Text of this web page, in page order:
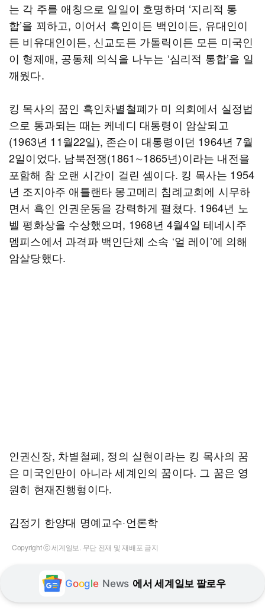
는 각 주를 애칭으로 일일이 호명하며 ‘지리적 통
합’을 꾀하고, 이어서 흑인이든 백인이든, 유대인이
든 비유대인이든, 신교도든 가톨릭이든 모든 미국인
이 형제애, 공동체 의식을 나누는 ‘심리적 통합’을 일
깨웠다.
킹 목사의 꿈인 흑인차별철폐가 미 의회에서 실정법
으로 통과되는 때는 케네디 대통령이 암살되고
(1963년 11월22일), 존슨이 대통령이던 1964년 7월
2일이었다. 남북전쟁(1861∼1865년)이라는 내전을
포함해 참 오랜 시간이 걸린 셈이다. 킹 목사는 1954
년 조지아주 애틀랜타 몽고메리 침례교회에 시무하
면서 흑인 인권운동을 강력하게 펼쳤다. 1964년 노
벨 평화상을 수상했으며, 1968년 4월4일 테네시주
멤피스에서 과격파 백인단체 소속 ‘얼 레이’에 의해
암살당했다.
인권신장, 차별철폐, 정의 실현이라는 킹 목사의 꿈
은 미국인만이 아니라 세계인의 꿈이다. 그 꿈은 영
원히 현재진행형이다.
김정기 한양대 명예교수·언론학
Copyright ⓒ 세계일보. 무단 전재 및 재배포 금지
Google News 에서 세계일보 팔로우